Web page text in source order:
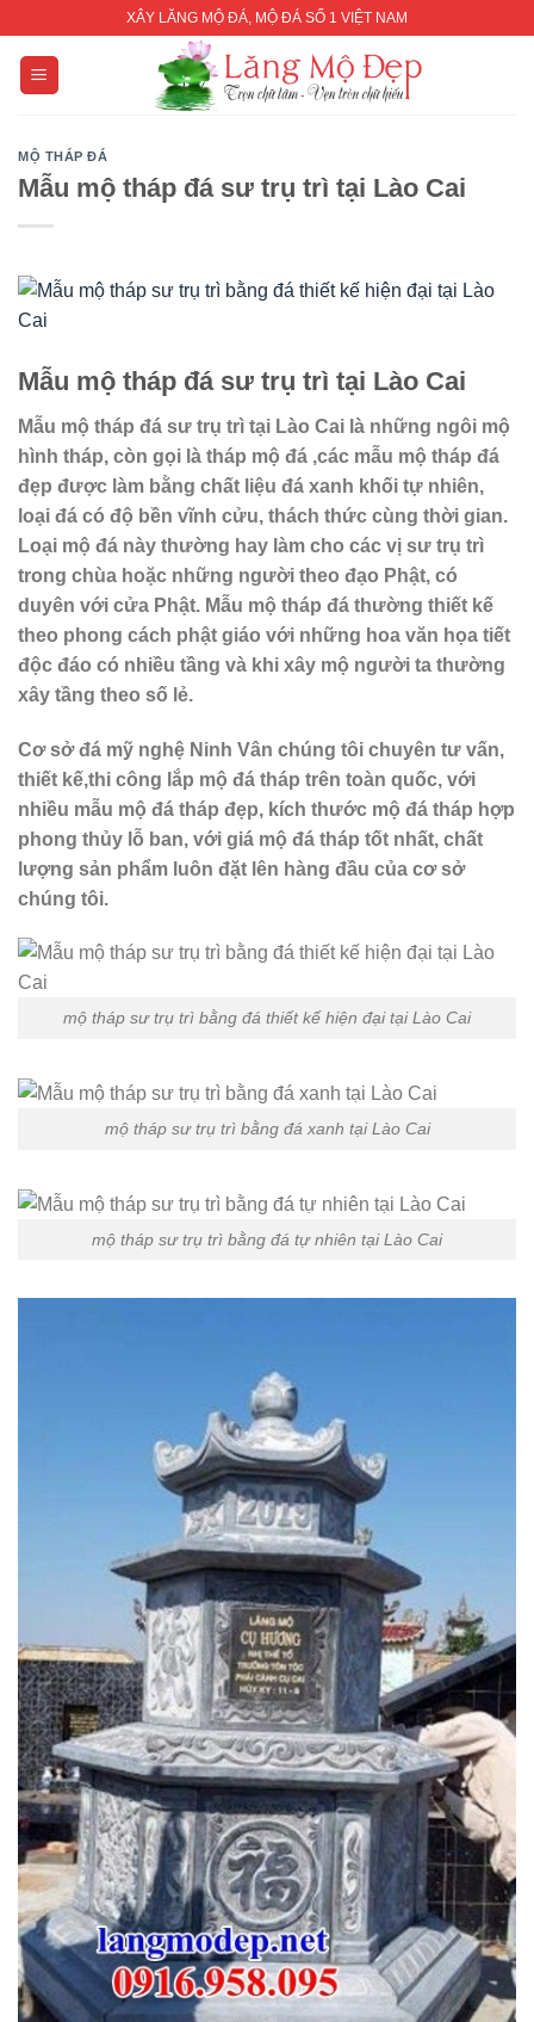
content
XÂY LĂNG MỘ ĐÁ, MỘ ĐÁ SỐ 1 VIỆT NAM
MỘ THÁP ĐÁ
Mẫu mộ tháp đá sư trụ trì tại Lào Cai
Mẫu mộ tháp đá sư trụ trì tại Lào Cai
Mẫu mộ tháp đá sư trụ trì tại Lào Cai là những ngôi mộ
hình tháp, còn gọi là tháp mộ đá ,các mẫu mộ tháp đá
đẹp được làm bằng chất liệu đá xanh khối tự nhiên,
loại đá có độ bền vĩnh cửu, thách thức cùng thời gian.
Loại mộ đá này thường hay làm cho các vị sư trụ trì
trong chùa hoặc những người theo đạo Phật, có
duyên với cửa Phật. Mẫu mộ tháp đá thường thiết kế
theo phong cách phật giáo với những hoa văn họa tiết
độc đáo có nhiều tầng và khi xây mộ người ta thường
xây tầng theo số lẻ.
Cơ sở đá mỹ nghệ Ninh Vân chúng tôi chuyên tư vấn,
thiết kế,thi công lắp mộ đá tháp trên toàn quốc, với
nhiều mẫu mộ đá tháp đẹp, kích thước mộ đá tháp hợp
phong thủy lỗ ban, với giá mộ đá tháp tốt nhất, chất
lượng sản phẩm luôn đặt lên hàng đầu của cơ sở
chúng tôi.
mộ tháp sư trụ trì bằng đá thiết kế hiện đại tại Lào Cai
mộ tháp sư trụ trì bằng đá xanh tại Lào Cai
mộ tháp sư trụ trì bằng đá tự nhiên tại Lào Cai